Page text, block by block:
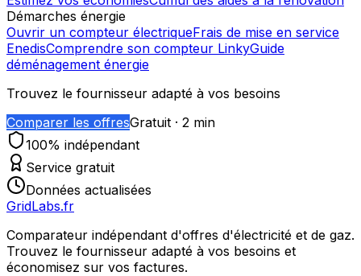
Démarches énergie
Ouvrir un compteur électriqueFrais de mise en service
EnedisComprendre son compteur LinkyGuide
déménagement énergie
Trouvez le fournisseur adapté à vos besoins
Comparer les offresGratuit · 2 min
100% indépendant
Service gratuit
Données actualisées
GridLabs.fr
Comparateur indépendant d'offres d'électricité et de gaz.
Trouvez le fournisseur adapté à vos besoins et
économisez sur vos factures.